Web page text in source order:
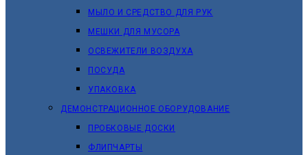
МЫЛО И СРЕДСТВО ДЛЯ РУК
МЕШКИ ДЛЯ МУСОРА
ОСВЕЖИТЕЛИ ВОЗДУХА
ПОСУДА
УПАКОВКА
ДЕМОНСТРАЦИОННОЕ ОБОРУДОВАНИЕ
ПРОБКОВЫЕ ДОСКИ
ФЛИПЧАРТЫ